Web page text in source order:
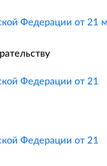
Федерации от 21
Федерации от 21
Федерации от 21